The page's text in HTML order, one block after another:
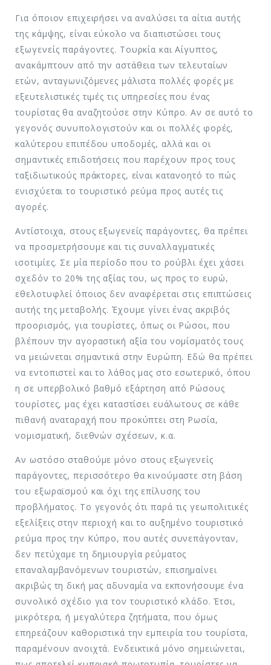
Για όποιον επιχειρήσει να αναλύσει τα αίτια αυτής
της κάμψης, είναι εύκολο να διαπιστώσει τους
εξωγενείς παράγοντες. Τουρκία και Αίγυπτος,
ανακάμπτουν από την αστάθεια των τελευταίων
ετών, ανταγωνιζόμενες μάλιστα πολλές φορές με
εξευτελιστικές τιμές τις υπηρεσίες που ένας
τουρίστας θα αναζητούσε στην Κύπρο. Αν σε αυτό το
γεγονός συνυπολογιστούν και οι πολλές φορές,
καλύτερου επιπέδου υποδομές, αλλά και οι
σημαντικές επιδοτήσεις που παρέχουν προς τους
ταξιδιωτικούς πράκτορες, είναι κατανοητό το πώς
ενισχύεται το τουριστικό ρεύμα προς αυτές τις
αγορές.
Αντίστοιχα, στους εξωγενείς παράγοντες, θα πρέπει
να προσμετρήσουμε και τις συναλλαγματικές
ισοτιμίες. Σε μία περίοδο που το ρούβλι έχει χάσει
σχεδόν το 20% της αξίας του, ως προς το ευρώ,
εθελοτυφλεί όποιος δεν αναφέρεται στις επιπτώσεις
αυτής της μεταβολής. Έχουμε γίνει ένας ακριβός
προορισμός, για τουρίστες, όπως οι Ρώσοι, που
βλέπουν την αγοραστική αξία του νομίσματός τους
να μειώνεται σημαντικά στην Ευρώπη. Εδώ θα πρέπει
να εντοπιστεί και το λάθος μας στο εσωτερικό, όπου
η σε υπερβολικό βαθμό εξάρτηση από Ρώσους
τουρίστες, μας έχει καταστίσει ευάλωτους σε κάθε
πιθανή αναταραχή που προκύπτει στη Ρωσία,
νομισματική, διεθνών σχέσεων, κ.α.
Αν ωστόσο σταθούμε μόνο στους εξωγενείς
παράγοντες, περισσότερο θα κινούμαστε στη βάση
του εξωραϊσμού και όχι της επίλυσης του
προβλήματος. Το γεγονός ότι παρά τις γεωπολιτικές
εξελίξεις στην περιοχή και το αυξημένο τουριστικό
ρεύμα προς την Κύπρο, που αυτές συνεπάγονταν,
δεν πετύχαμε τη δημιουργία ρεύματος
επαναλαμβανόμενων τουριστών, επισημαίνει
ακριβώς τη δική μας αδυναμία να εκπονήσουμε ένα
συνολικό σχέδιο για τον τουριστικό κλάδο. Έτσι,
μικρότερα, ή μεγαλύτερα ζητήματα, που όμως
επηρεάζουν καθοριστικά την εμπειρία του τουρίστα,
παραμένουν ανοιχτά. Ενδεικτικά μόνο σημειώνεται,